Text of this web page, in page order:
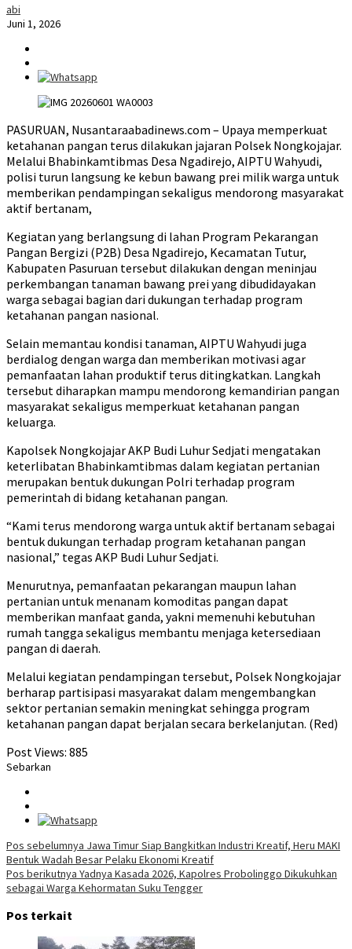
abi
Juni 1, 2026
PASURUAN, Nusantaraabadinews.com – Upaya memperkuat
ketahanan pangan terus dilakukan jajaran Polsek Nongkojajar.
Melalui Bhabinkamtibmas Desa Ngadirejo, AIPTU Wahyudi,
polisi turun langsung ke kebun bawang prei milik warga untuk
memberikan pendampingan sekaligus mendorong masyarakat
aktif bertanam,
Kegiatan yang berlangsung di lahan Program Pekarangan
Pangan Bergizi (P2B) Desa Ngadirejo, Kecamatan Tutur,
Kabupaten Pasuruan tersebut dilakukan dengan meninjau
perkembangan tanaman bawang prei yang dibudidayakan
warga sebagai bagian dari dukungan terhadap program
ketahanan pangan nasional.
Selain memantau kondisi tanaman, AIPTU Wahyudi juga
berdialog dengan warga dan memberikan motivasi agar
pemanfaatan lahan produktif terus ditingkatkan. Langkah
tersebut diharapkan mampu mendorong kemandirian pangan
masyarakat sekaligus memperkuat ketahanan pangan
keluarga.
Kapolsek Nongkojajar AKP Budi Luhur Sedjati mengatakan
keterlibatan Bhabinkamtibmas dalam kegiatan pertanian
merupakan bentuk dukungan Polri terhadap program
pemerintah di bidang ketahanan pangan.
“Kami terus mendorong warga untuk aktif bertanam sebagai
bentuk dukungan terhadap program ketahanan pangan
nasional,” tegas AKP Budi Luhur Sedjati.
Menurutnya, pemanfaatan pekarangan maupun lahan
pertanian untuk menanam komoditas pangan dapat
memberikan manfaat ganda, yakni memenuhi kebutuhan
rumah tangga sekaligus membantu menjaga ketersediaan
pangan di daerah.
Melalui kegiatan pendampingan tersebut, Polsek Nongkojajar
berharap partisipasi masyarakat dalam mengembangkan
sektor pertanian semakin meningkat sehingga program
ketahanan pangan dapat berjalan secara berkelanjutan. (Red)
Post Views: 885
Sebarkan
Navigasi
pos
Pos sebelumnya Jawa Timur Siap Bangkitkan Industri Kreatif, Heru MAKI
Bentuk Wadah Besar Pelaku Ekonomi Kreatif
Pos berikutnya Yadnya Kasada 2026, Kapolres Probolinggo Dikukuhkan
sebagai Warga Kehormatan Suku Tengger
Pos terkait